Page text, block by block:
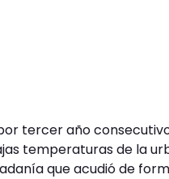
tercer año
temperaturas de la
que acudió de